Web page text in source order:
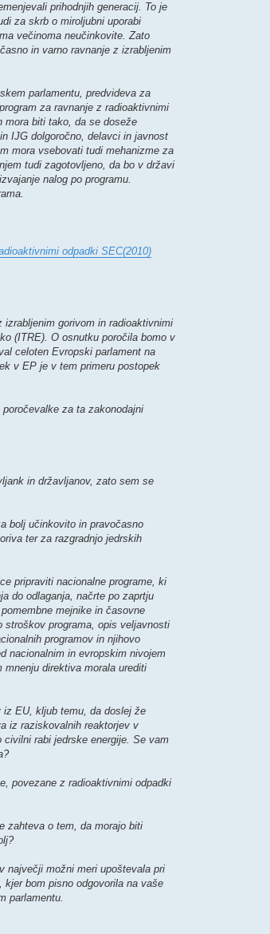
prihodnjih generacij. To je
za skrb o miroljubni uporabi
večinoma neučinkovite. Zato
in varno ravnanje z izrabljenim
parlamentu, predvideva za
za ravnanje z radioaktivnimi
mora biti tako, da se doseže
IJG dolgoročno, delavci in javnost
mora vsebovati tudi mehanizme za
tudi zagotovljeno, da bo v državi
nalog po programu.
odpadki SEC(2010)
izrabljenim gorivom in radioaktivnimi
(ITRE). O osnutku poročila bomo v
celoten Evropski parlament na
v EP je v tem primeru postopek
za ta zakonodajni
in državljanov, zato sem se
bolj učinkovito in pravočasno
ter za razgradnjo jedrskih
pripraviti nacionalne programe, ki
do odlaganja, načrte po zaprtju
mejnike in časovne
programa, opis veljavnosti
programov in njihovo
nacionalnim in evropskim nivojem
direktiva morala urediti
iz EU, kljub temu, da doslej že
iz raziskovalnih reaktorjev v
rabi jedrske energije. Se vam
povezane z radioaktivnimi odpadki
zahteva o tem, da morajo biti
največji možni meri upoštevala pri
bom pisno odgovorila na vaše
parlamentu.